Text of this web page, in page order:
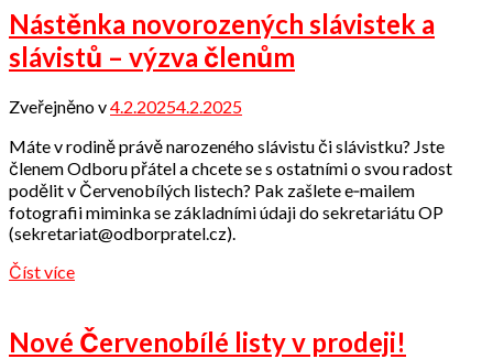
Nástěnka novorozených slávistek a
slávistů – výzva členům
Zveřejněno v4.2.20254.2.2025
přátel
Máte v rodině právě narozeného slávistu či slávistku? Jste
členem Odboru přátel a chcete se s ostatními o svou radost
podělit v Červenobílých listech? Pak zašlete e‑mailem
fotografii miminka se základními údaji do sekretariátu OP
(sekretariat@odborpratel.cz).
Číst více
Nové Červenobílé listy v prodeji!